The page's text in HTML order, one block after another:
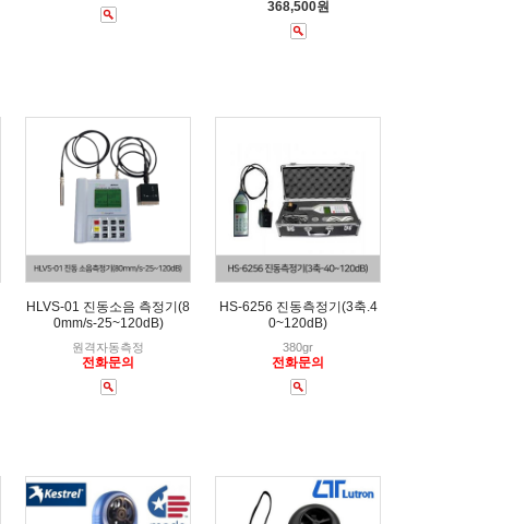
368,500원
HLVS-01 진동소음 측정기(8
0mm/s-25~120dB)
원격자동측정
전화문의
HS-6256 진동측정기(3축.4
0~120dB)
380gr
전화문의